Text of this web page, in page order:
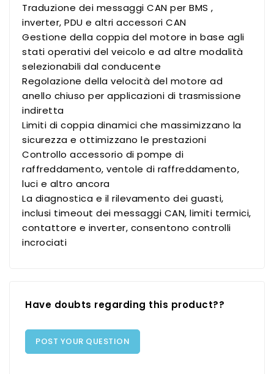
Traduzione dei messaggi CAN per BMS ,
inverter, PDU e altri accessori CAN
Gestione della coppia del motore in base agli
stati operativi del veicolo e ad altre modalità
selezionabili dal conducente
Regolazione della velocità del motore ad
anello chiuso per applicazioni di trasmissione
indiretta
Limiti di coppia dinamici che massimizzano la
sicurezza e ottimizzano le prestazioni
Controllo accessorio di pompe di
raffreddamento, ventole di raffreddamento,
luci e altro ancora
La diagnostica e il rilevamento dei guasti,
inclusi timeout dei messaggi CAN, limiti termici,
contattore e inverter, consentono controlli
incrociati
Have doubts regarding this product??
POST YOUR QUESTION